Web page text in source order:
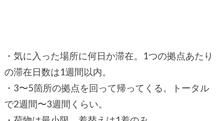
・気に入った場所に何日か滞在。1つの拠点あたり
の滞在日数は1週間以内。
・3〜5箇所の拠点を回って帰ってくる。トータル
で2週間〜3週間くらい。